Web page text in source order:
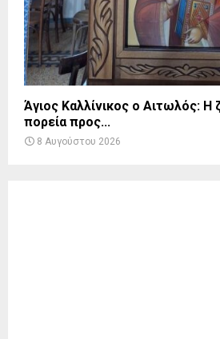
Άγιος Καλλίνικος ο Αιτωλός: Η
πορεία προς...
8 Αυγούστου 2026